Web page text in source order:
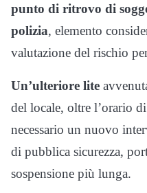
punto di ritrovo di
polizia, elemento
valutazione del rischio
Un’ulteriore lite
del locale, oltre l’orario
necessario un nuovo
di pubblica sicurezza,
sospensione più lunga.